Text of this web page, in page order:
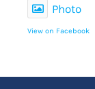
Photo
View on Facebook